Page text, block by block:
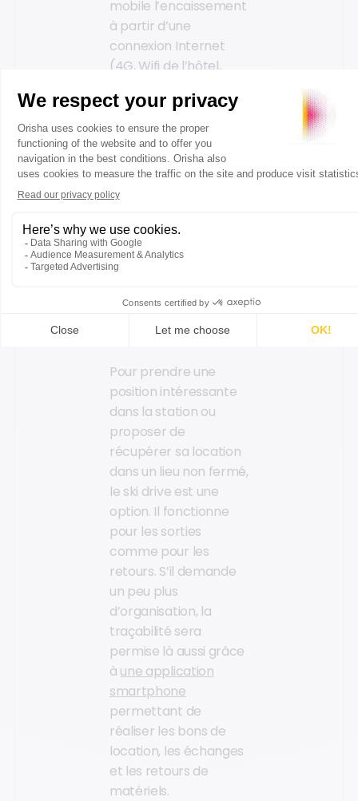
mobile l’encaissement
à partir d’une
connexion Internet
(4G, Wifi de l’hôtel,
L’encaissement peut
également se faire
dans la semaine en
magasin pour susciter
potentiels achats
supplémentaires.
5. Proposer un
ski drive
Pour prendre une
position intéressante
dans la station ou
proposer de
récupérer sa location
dans un lieu non fermé,
le ski drive est une
option. Il fonctionne
pour les sorties
comme pour les
retours. S’il demande
un peu plus
d’organisation, la
traçabilité sera
permise là aussi grâce
à une application
smartphone
permettant de
réaliser les bons de
location, les échanges
et les retours de
matériels.